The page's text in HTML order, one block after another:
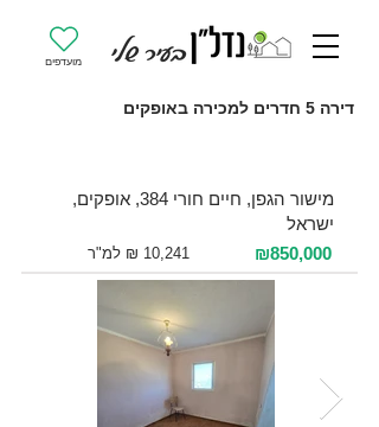
מועדפים
דירה 5 חדרים למכירה באופקים
מישור הגפן, חיים חורי 384, אופקים,
ישראל
₪850,000